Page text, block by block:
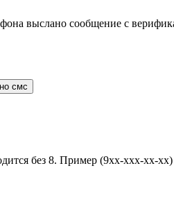
выслано сообщение с
без 8. Пример (9хх-ххх-хх-хх)